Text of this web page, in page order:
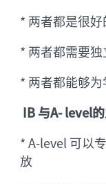
* 两者都是很
* 两者都需要
* 两者都能够
IB 与A- level
* A-level 可以
放